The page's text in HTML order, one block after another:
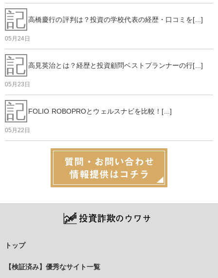
記 高橋慶行の評判は？投資の学校代表の経歴・口コミを[...]
05月24日
記 高見英治とは？経歴と投資顧問ベストプランナーの行[...]
05月23日
記 FOLIO ROBOPROとウェルスナビを比較！[...]
05月22日
トップ
【検証済み】優秀なサイト一覧